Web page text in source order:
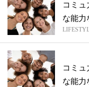
コミ
な能力
コミ
な能力